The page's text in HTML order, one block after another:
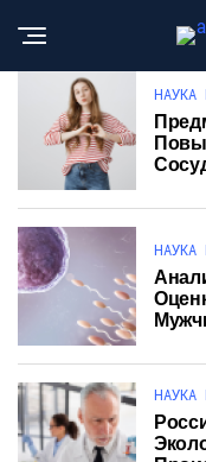
НАУКА
НАУКА
НАУКА